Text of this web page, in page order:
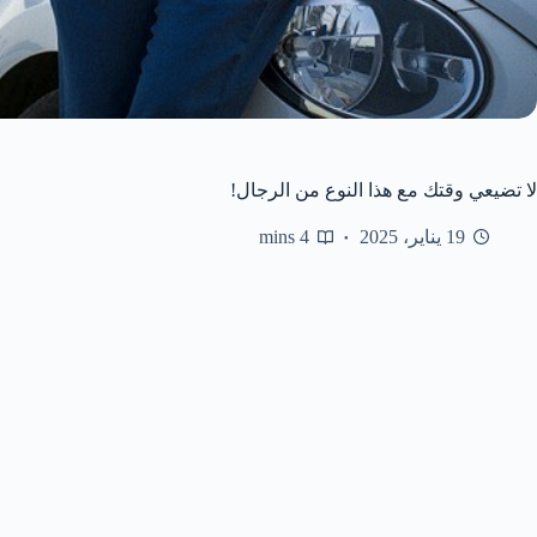
لا تضيعي وقتك مع هذا النوع من الرجال!
19 يناير، 2025 4 mins